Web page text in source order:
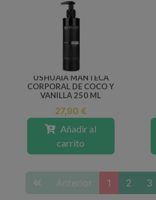
USHUAIA MANTECA
CORPORAL DE COCO Y
VANILLA 250 ML
27,90 €
Añadir al
carrito
Anterior 1 2 3